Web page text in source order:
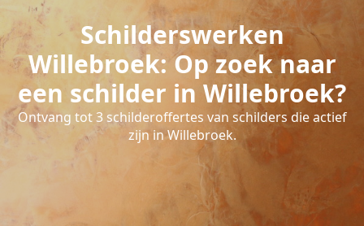
Schilderswerken
Willebroek: Op zoek naar
een schilder in Willebroek?
Ontvang tot 3 schilderoffertes van schilders die actief
zijn in Willebroek.